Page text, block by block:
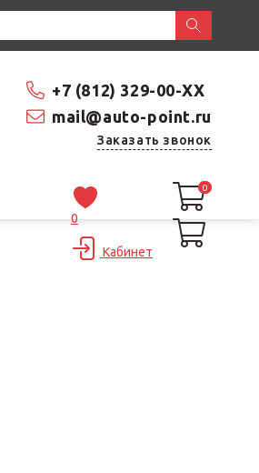
+7 (812) 329-00-XX
mail@auto-point.ru
Заказать звонок
0
Кабинет
0
0